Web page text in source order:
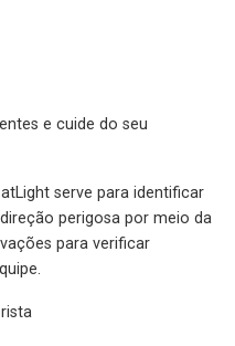
e cuide do seu
serve para identificar
perigosa por meio da
para verificar